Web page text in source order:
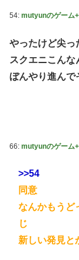
54: mutyunのゲーム
やったけど尖っ
スクエニこんな
ぼんやり進んで
66: mutyunのゲーム
>>54
同意
なんかもうど
じ
新しい発見と